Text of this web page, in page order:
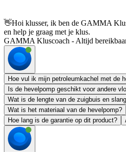
👋Hoi klusser, ik ben de GAMMA
en help je graag met je klus.
GAMMA Kluscoach - Altijd
Hoe vul ik mijn petroleumkachel met de
Is de hevelpomp geschikt voor andere
Wat is de lengte van de zuigbuis en
Wat is het materiaal van de hevelpomp?
Hoe lang is de garantie op dit product?